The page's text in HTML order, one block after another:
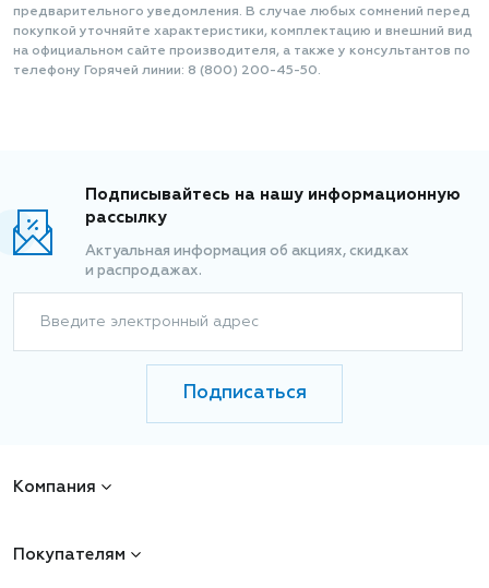
предварительного уведомления. В случае любых сомнений перед
покупкой уточняйте характеристики, комплектацию и внешний вид
на официальном сайте производителя, а также у консультантов по
телефону Горячей линии: 8 (800) 200-45-50.
Подписывайтесь на нашу информационную
рассылку
Актуальная информация об акциях, скидках
и распродажах.
Введите электронный адрес
Подписаться
Компания
Покупателям